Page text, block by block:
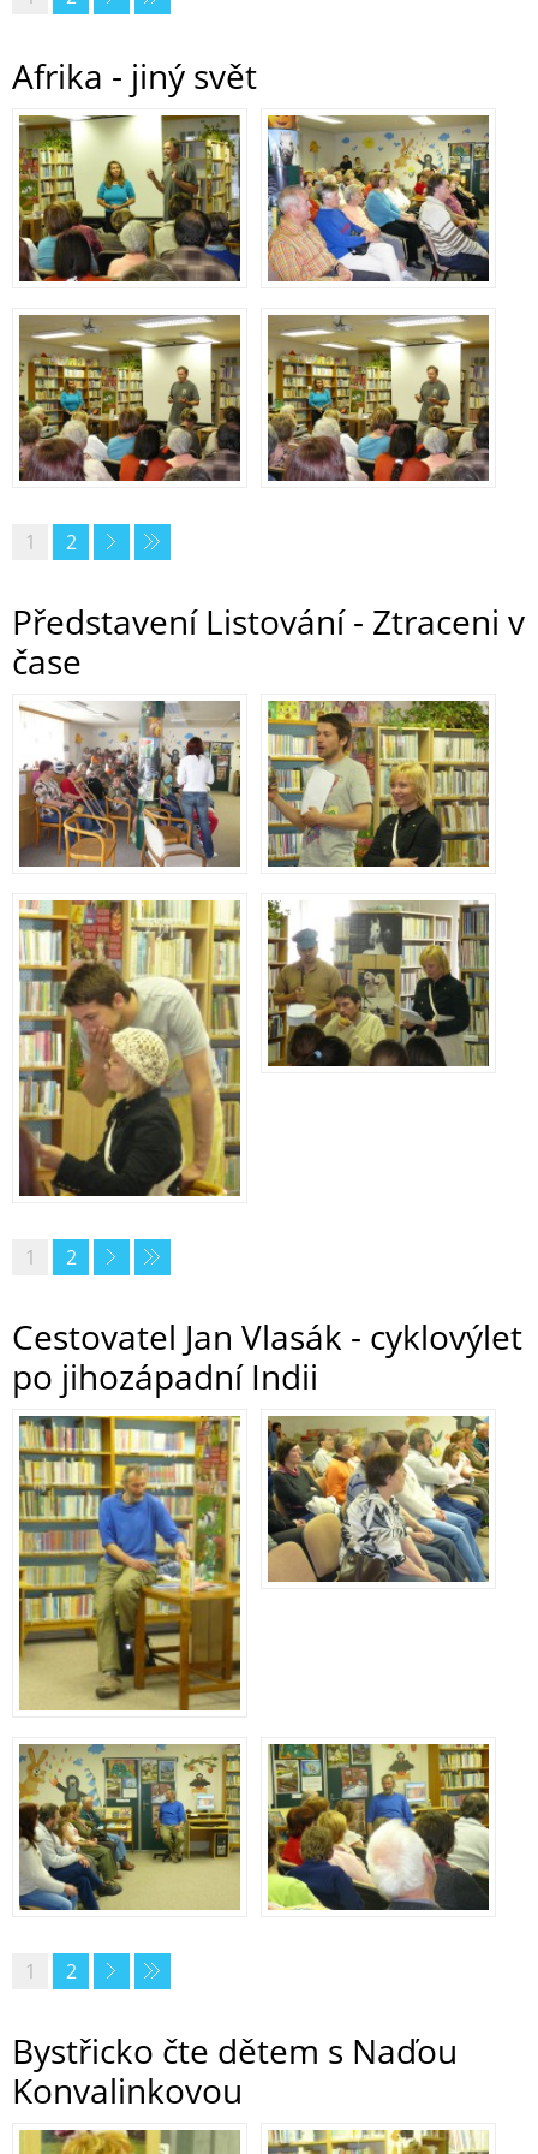
Afrika - jiný svět
1 2
Představení Listování - Ztraceni v
čase
1 2
Cestovatel Jan Vlasák - cyklovýlet
po jihozápadní Indii
1 2
Bystřicko čte dětem s Naďou
Konvalinkovou